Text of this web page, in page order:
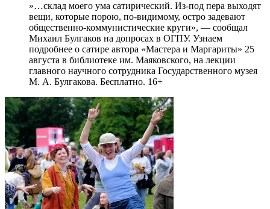
»…склад моего ума сатирический. Из-под пера выходят
вещи, которые порою, по-видимому, остро задевают
общественно-коммунистические круги», — сообщал
Михаил Булгаков на допросах в ОГПУ. Узнаем
подробнее о сатире автора «Мастера и Маргариты» 25
августа в библиотеке им. Маяковского, на лекции
главного научного сотрудника Государственного музея
М. А. Булгакова. Бесплатно. 16+